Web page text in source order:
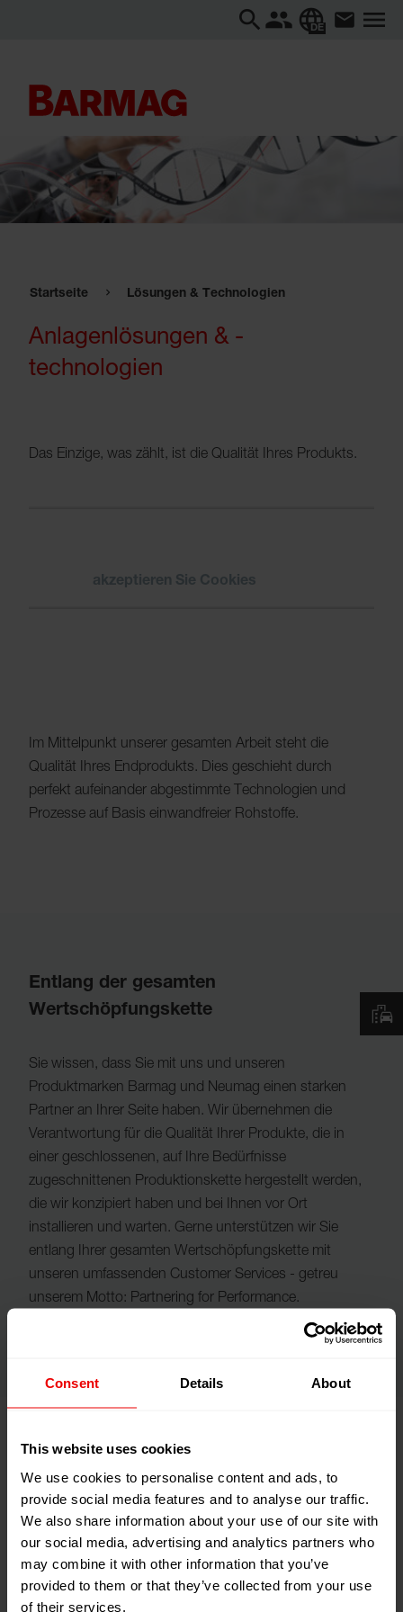
Consent Details About
This website uses cookies
We use cookies to personalise content and ads, to
provide social media features and to analyse our traffic.
We also share information about your use of our site with
our social media, advertising and analytics partners who
may combine it with other information that you’ve
provided to them or that they’ve collected from your use
of their services.
DE
Startseite Lösungen & Technologien
Anlagenlösungen & -
technologien
Das Einzige, was zählt, ist die Qualität Ihres Produkts.
akzeptieren Sie Cookies
Im Mittelpunkt unserer gesamten Arbeit steht die
Qualität Ihres Endprodukts. Dies geschieht durch
perfekt aufeinander abgestimmte Technologien und
Prozesse auf Basis einwandfreier Rohstoffe.
Entlang der gesamten
Wertschöpfungskette
Sie wissen, dass Sie mit uns und unseren
Produktmarken Barmag und Neumag einen starken
Partner an Ihrer Seite haben. Wir übernehmen die
Verantwortung für die Qualität Ihrer Produkte, die in
einer geschlossenen, auf Ihre Bedürfnisse
zugeschnittenen Produktionskette hergestellt werden,
die wir konzipiert haben und bei Ihnen vor Ort
installieren und warten. Gerne unterstützen wir Sie
entlang Ihrer gesamten Wertschöpfungskette mit
unseren umfassenden Customer Services - getreu
unserem Motto: Partnering for Performance.
Einer der führenden Anbieter
Barmag mit ihren Produktmarken Barmag und Neumag
ist daher nicht ohne Grund einer der führenden
Anbieter bei Filamentspinnsystemen zur Herstellung von
Chemiefasern, Texturiermaschinen, BCF-Systemen,